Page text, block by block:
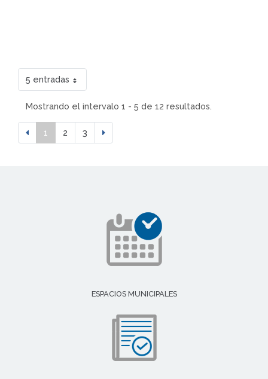
5 entradas
Mostrando el intervalo 1 - 5 de 12 resultados.
1 2 3
ESPACIOS MUNICIPALES